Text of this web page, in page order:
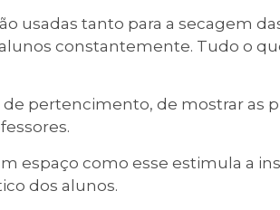
usadas tanto para a secagem
constantemente. Tudo o
pertencimento, de mostrar as
espaço como esse estimula a
dos alunos.